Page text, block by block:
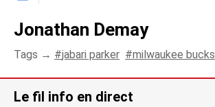
Jonathan Demay
Tags → jabari parker milwaukee bucks
Le fil info en direct